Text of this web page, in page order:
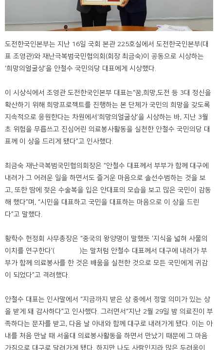
도전한국인본부는 지난 16일 국회 본관 225호실에서 도전한국인본부(대
표 조영관)와 재난극복범국민협의회(회장 최금숙)이 공동으로 시상하는
‘희망의얼굴상’을 안철수 국민의당 대표에게 시상했다.
이 시상식에서 조영관 도전한국인본부 대표는“꿈,희망,도전 등 3대 정신을
확산하기 위해 희망프로젝트를 진행하는 본 단체가 국민의 희망을 갖도록
지속적으로 응원한다는 차원에서‘희망의얼굴상’을 시상하는 바, 지난 3월
초 위험을 무릅쓰고 진심어린 의료봉사활동을 실천한 안철수 국민의당 대
표께 이 상을 드리게 됐다”고 인사했다.
최금숙 재난극복범국민협의회장은 “안철수 대표께서 부부가 함께 대구에
내려가 그 어려운 일을 하면서도 즐거운 마음으로 솔선수범하는 것을 보
고, 또한 땀에 젖은 수술복을 입은 안대표의 모습을 보고 많은 국민이 감동
해 했다”며, “시민을 대표하고 국민을 대표하는 마음으로 이 상을 드린
다”고 말했다.
황학수 헌정회 사무총장은 “중국의 왕양명이 말했듯 '지식을 넓혀 사물의
이치를 연구한다'(致知格物)는 말처럼 안철수 대표께서 대구에 내려가 부
부가 함께 의료봉사를 한 것은 배움을 실천한 것으로 모든 국민에게 귀감
이 되었다”고 격려했다.
안철수 대표는 인사말에서 “지금까지 받은 상 중에서 정말 의미가 있는 상
을 받게 돼 감사하다”고 인사했다. 그러면서“지난 2월 29일 밤 의료진이 부
족하다는 문자를 받고, 다음 날 아내와 함께 대구로 내려가게 됐다. 이는 아
내를 처음 만날 때 서울대 의료봉사활동을 하면서 만났기 때문에 그 마음
가짐으로 대구로 달려가게 됐다. 하지만 나도 사람인지라 많은 두려움이